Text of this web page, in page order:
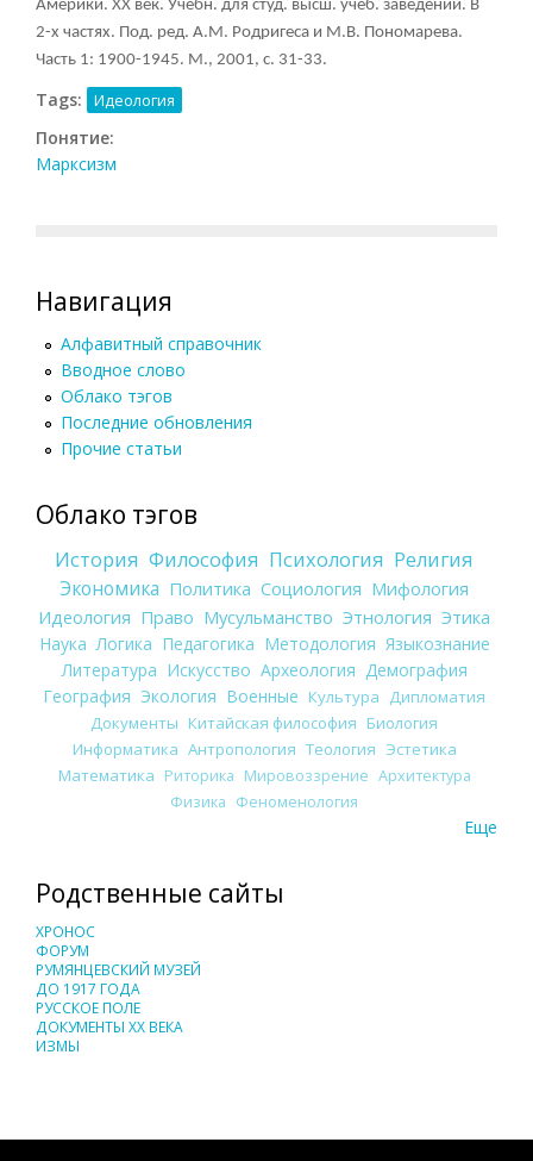
Америки. XX век. Учебн. для студ. высш. учеб. заведений. В
2-х частях. Под. ред. А.М. Родригеса и М.В. Пономарева.
Часть 1: 1900-1945. М., 2001, с. 31-33.
Tags: Идеология
Понятие:
Марксизм
Навигация
Алфавитный справочник
Вводное слово
Облако тэгов
Последние обновления
Прочие статьи
Облако тэгов
История Философия Психология Религия
Экономика Политика Социология Мифология
Идеология Право Мусульманство Этнология Этика
Наука Логика Педагогика Методология Языкознание
Литература Искусство Археология Демография
География Экология Военные Культура
Дипломатия
Документы Китайская философия Биология
Информатика Антропология Теология Эстетика
Математика Риторика Мировоззрение Архитектура
Физика Феноменология
Еще
Родственные сайты
ХРОНОС
ФОРУМ
РУМЯНЦЕВСКИЙ МУЗЕЙ
ДО 1917 ГОДА
РУССКОЕ ПОЛЕ
ДОКУМЕНТЫ XX ВЕКА
ИЗМЫ